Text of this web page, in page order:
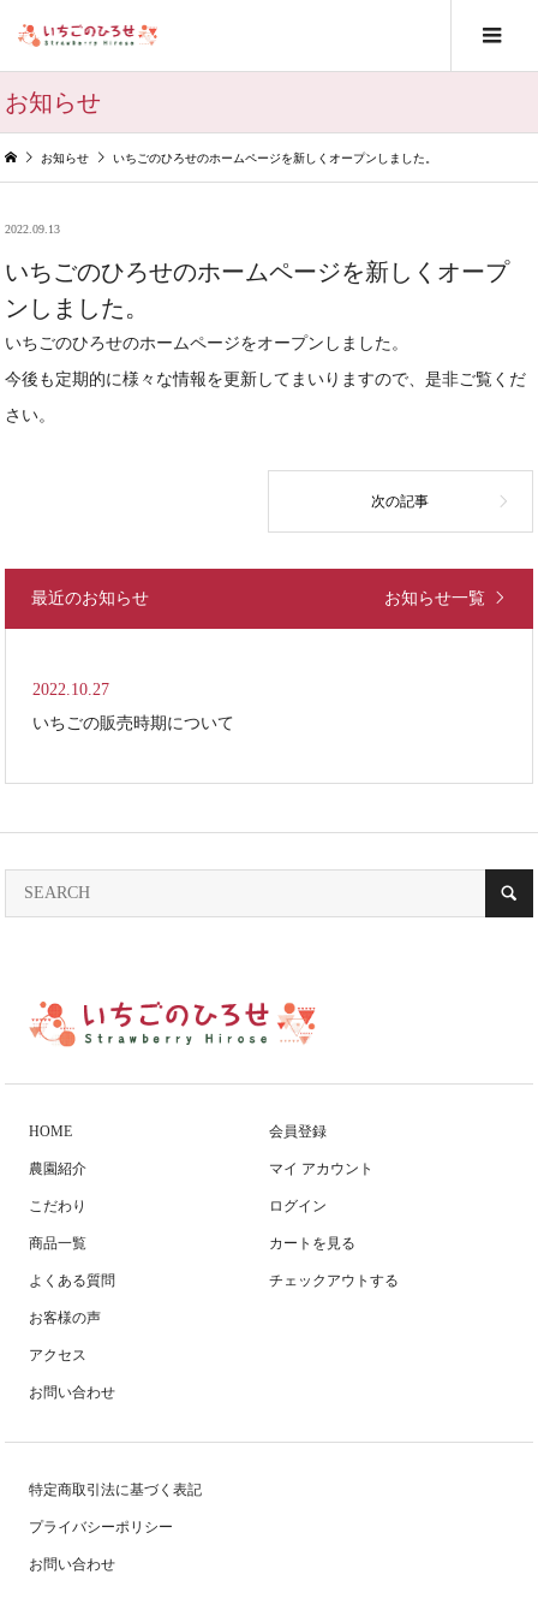
お知らせ
お知らせ いちごのひろせのホームページを新しくオープンしました。
2022.09.13
いちごのひろせのホームページを新しくオープ
ンしました。
いちごのひろせのホームページをオープンしました。
今後も定期的に様々な情報を更新してまいりますので、是非ご覧くだ
さい。
最近のお知らせ お知らせ一覧
2022.10.27
いちごの販売時期について
HOME
農園紹介
こだわり
商品一覧
よくある質問
お客様の声
アクセス
お問い合わせ
会員登録
マイ アカウント
ログイン
カートを見る
チェックアウトする
特定商取引法に基づく表記
プライバシーポリシー
お問い合わせ